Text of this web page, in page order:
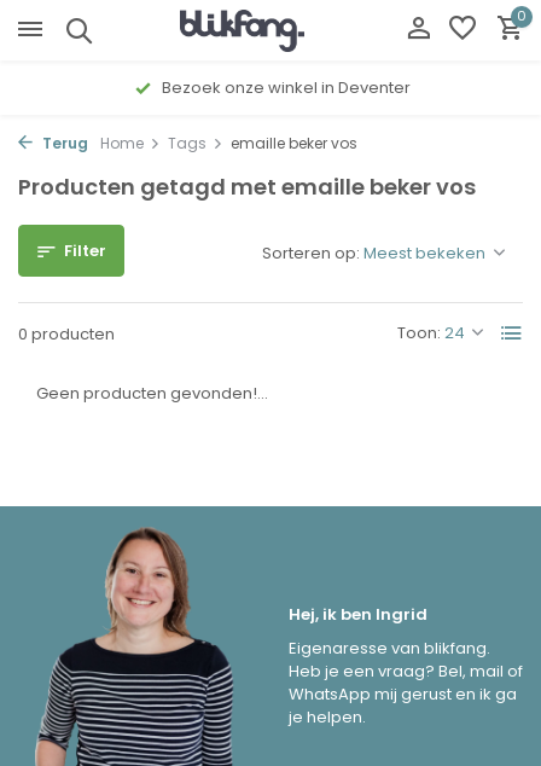
0
Bezoek onze winkel in Deventer
Terug Home Tags emaille beker vos
Producten getagd met emaille beker vos
Filter
0 producten Toon:
Sorteren op:
Geen producten gevonden!...
Hej, ik ben Ingrid
Eigenaresse van blikfang.
Heb je een vraag? Bel, mail of
WhatsApp mij gerust en ik ga
je helpen.